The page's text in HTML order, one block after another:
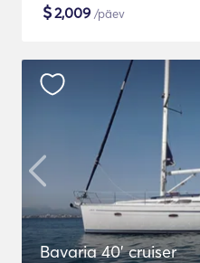
$2,009 /päev
Bavaria 40' cruiser